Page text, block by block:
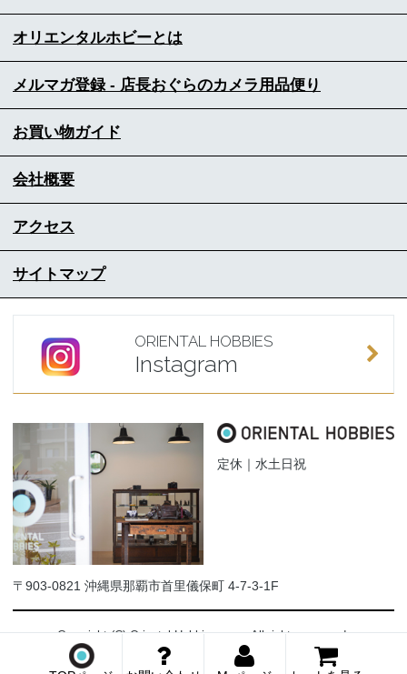
オリエンタルホビーとは
メルマガ登録 - 店長おぐらのカメラ用品便り
お買い物ガイド
会社概要
アクセス
サイトマップ
ORIENTAL HOBBIES
Instagram
定休｜水土日祝
〒903-0821 沖縄県那覇市首里儀保町 4-7-3-1F
Copyright (C) Oriental-Hobbies.com. All rights reserved.